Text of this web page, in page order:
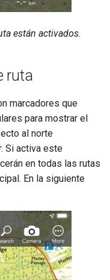
están activados.
ruta
marcadores que
para mostrar el
al norte
Si activa este
en todas las rutas
En la siguiente